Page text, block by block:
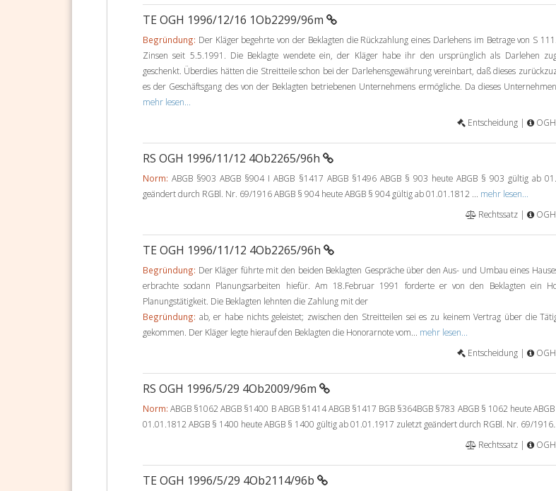
TE OGH 1996/12/16 1Ob2299/96m
Begründung: Der Kläger begehrte von der Beklagten die Rückzahlung eines Darlehens im Betrage von S
Zinsen seit 5.5.1991. Die Beklagte wendete ein, der Kläger habe ihr den ursprünglich als Darlehen
geschenkt. Überdies hätten die Streitteile schon bei der Darlehensgewährung vereinbart, daß dieses
es der Geschäftsgang des von der Beklagten betriebenen Unternehmens ermögliche. Da dieses Unternehmen
mehr lesen...
Entscheidung |
RS OGH 1996/11/12 4Ob2265/96h
Norm: ABGB §903 ABGB §904 I ABGB §1417 ABGB §1496 ABGB § 903 heute ABGB § 903 gültig ab
geändert durch RGBl. Nr. 69/1916 ABGB § 904 heute ABGB § 904 gültig ab 01.01.1812 ... mehr lesen...
Rechtssatz |
TE OGH 1996/11/12 4Ob2265/96h
Begründung: Der Kläger führte mit den beiden Beklagten Gespräche über den Aus- und Umbau eines
erbrachte sodann Planungsarbeiten hiefür. Am 18.Februar 1991 forderte er von den Beklagten ein
Planungstätigkeit. Die Beklagten lehnten die Zahlung mit der
Begründung: ab, er habe nichts geleistet; zwischen den Streitteilen sei es zu keinem Vertrag über die
gekommen. Der Kläger legte hierauf den Beklagten die Honorarnote vom... mehr lesen...
Entscheidung |
RS OGH 1996/5/29 4Ob2009/96m
Norm: ABGB §1062 ABGB §1400 B ABGB §1414 ABGB §1417 BGB §364BGB §783 ABGB § 1062 heute
01.01.1812 ABGB § 1400 heute ABGB § 1400 gültig ab 01.01.1917 zuletzt geändert durch RGBl. Nr. 69/1916...
Rechtssatz |
TE OGH 1996/5/29 4Ob2114/96b